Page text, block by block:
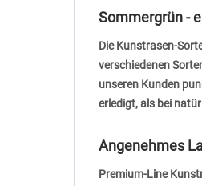
Sommergrün -
Die Kunstrasen-
verschiedenen
unseren Kunden
erledigt, als bei
Angenehmes
Premium-Line